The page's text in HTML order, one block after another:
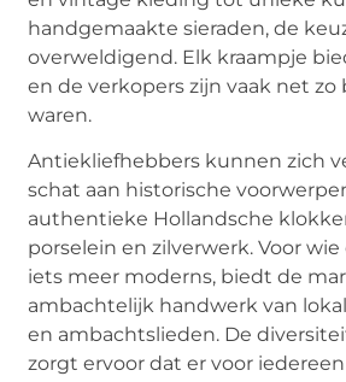
handgemaakte sieraden, de
overweldigend. Elk kraampje
en de verkopers zijn vaak net zo
waren.
Antiekliefhebbers kunnen zich
schat aan historische
authentieke Hollandsche
porselein en zilverwerk. Voor wie
iets meer moderns, biedt de
ambachtelijk handwerk van
en ambachtslieden. De
zorgt ervoor dat er voor